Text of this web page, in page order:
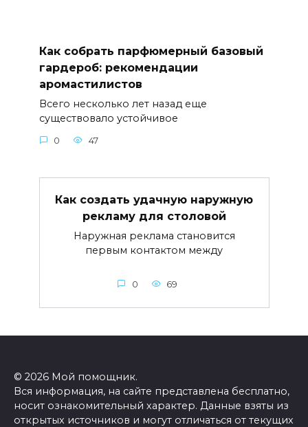
Как собрать парфюмерный базовый
гардероб: рекомендации
аромастилистов
Всего несколько лет назад еще
существовало устойчивое
0 47
Как создать удачную наружную
рекламу для столовой
Наружная реклама становится
первым контактом между
0 69
© 2026 Мой помощник.
Вся информация, на сайте представлена бесплатно,
носит ознакомительный характер. Данные взяты из
открытых источников и могут отличаться от текущих